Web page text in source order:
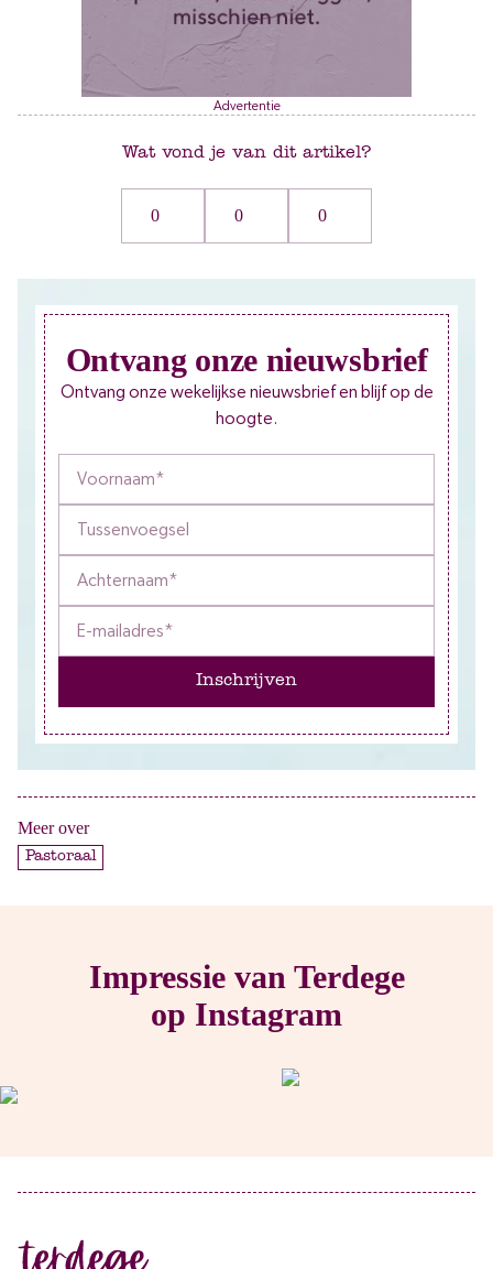
Advertentie
Wat vond je van dit artikel?
0 0 0
Ontvang onze nieuwsbrief
Ontvang onze wekelijkse nieuwsbrief en blijf op de
hoogte.
Inschrijven
Meer over
Pastoraal
Impressie van Terdege
op Instagram